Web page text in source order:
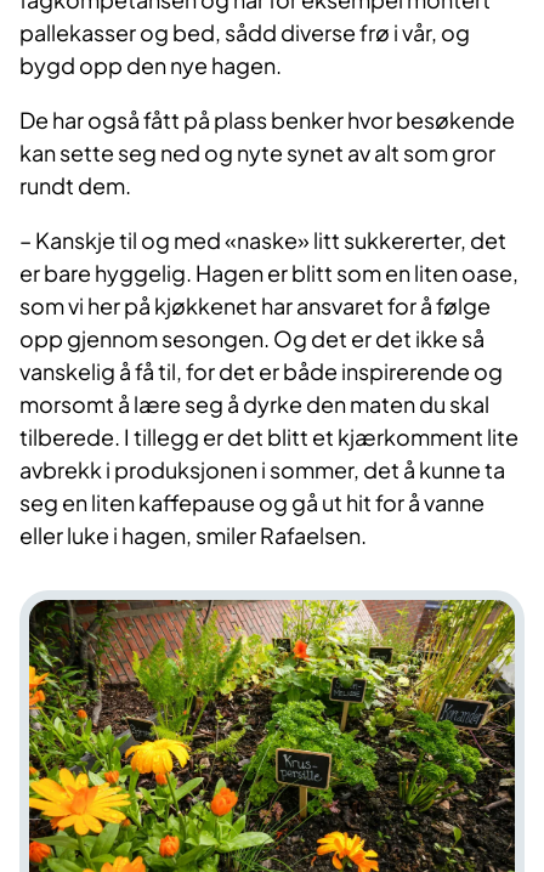
pallekasser og bed, sådd diverse frø i vår, og
bygd opp den nye hagen.
De har også fått på plass benker hvor besøkende
kan sette seg ned og nyte synet av alt som gror
rundt dem.
– Kanskje til og med «naske» litt sukkererter, det
er bare hyggelig. Hagen er blitt som en liten oase,
som vi her på kjøkkenet har ansvaret for å følge
opp gjennom sesongen. Og det er det ikke så
vanskelig å få til, for det er både inspirerende og
morsomt å lære seg å dyrke den maten du skal
tilberede. I tillegg er det blitt et kjærkomment lite
avbrekk i produksjonen i sommer, det å kunne ta
seg en liten kaffepause og gå ut hit for å vanne
eller luke i hagen, smiler Rafaelsen.